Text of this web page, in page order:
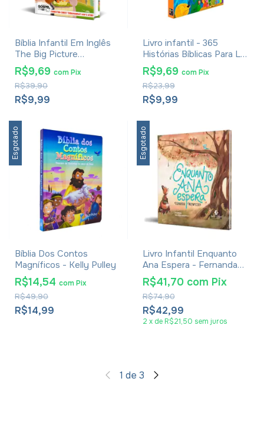
Bíblia Infantil Em Inglês
The Big Picture
Interactive Bible
Storybook
R$9,99
R$39,90
R$9,69 comPix
Livro infantil - 365
Histórias Bíblicas Para Ler
e Ouvir
R$9,99
R$23,99
R$9,69 com Pix
Esgotado
Bíblia Dos Contos
Magníficos - Kelly Pulley
R$14,99
R$49,90
R$14,54 comPix
Esgotado
Livro Infantil Enquanto
Ana Espera - Fernanda
Witwytzky
R$42,99
R$74,90
R$41,70 com Pix
2 x de R$21,50 sem juros
1 de 3